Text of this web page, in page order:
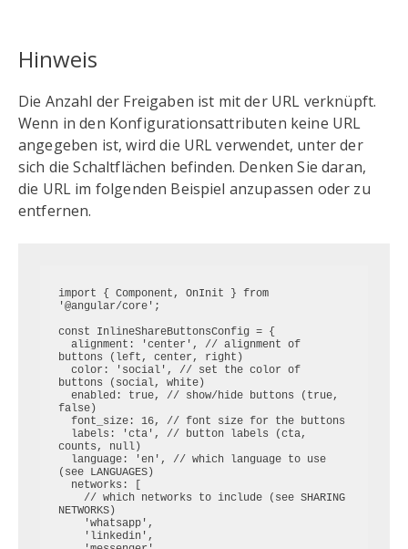
Hinweis
Die Anzahl der Freigaben ist mit der URL verknüpft.
Wenn in den Konfigurationsattributen keine URL
angegeben ist, wird die URL verwendet, unter der
sich die Schaltflächen befinden. Denken Sie daran,
die URL im folgenden Beispiel anzupassen oder zu
entfernen.
import { Component, OnInit } from
'@angular/core';
const InlineShareButtonsConfig = {
buttons (left, center, right)
buttons (social, white)
false)
counts, null)
(see LANGUAGES)
NETWORKS)